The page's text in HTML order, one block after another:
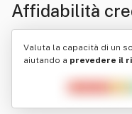
Affidabilità
Valuta la capacità di un
aiutando a prevedere il